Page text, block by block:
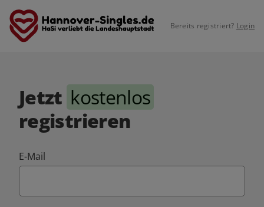
Bereits registriert? Login
Jetzt kostenlos
registrieren
E-Mail